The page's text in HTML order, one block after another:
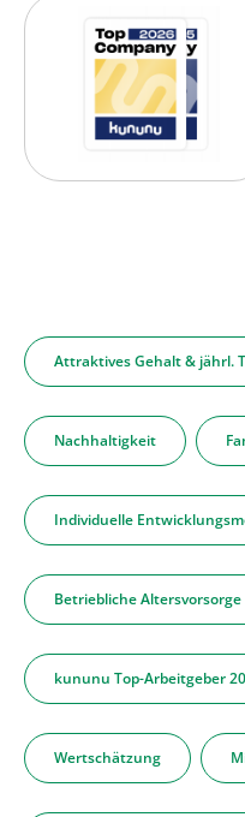
Attraktives Gehalt & jährl.
Nachhaltigkeit
Individuelle
Betriebliche Altersvorsorge
kununu Top-Arbeitgeber
Wertschätzung